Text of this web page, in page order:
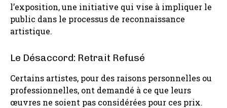
l’exposition, une initiative qui vise à impliquer le
public dans le processus de reconnaissance
artistique.
Le Désaccord: Retrait Refusé
Certains artistes, pour des raisons personnelles ou
professionnelles, ont demandé à ce que leurs
œuvres ne soient pas considérées pour ces prix.